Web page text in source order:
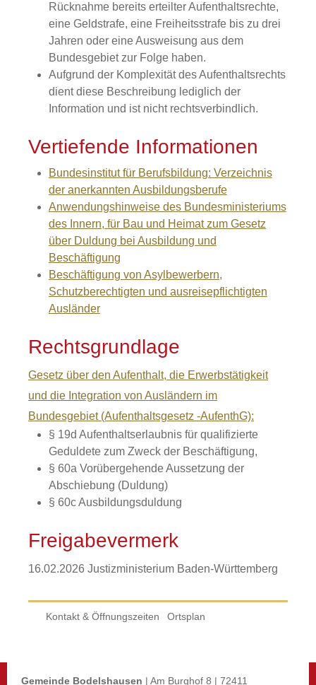
Rücknahme bereits erteilter Aufenthaltsrechte,
eine Geldstrafe, eine Freiheitsstrafe bis zu drei
Jahren oder eine Ausweisung aus dem
Bundesgebiet zur Folge haben.
Aufgrund der Komplexität des Aufenthaltsrechts
dient diese Beschreibung lediglich der
Information und ist nicht rechtsverbindlich.
Vertiefende Informationen
Bundesinstitut für Berufsbildung: Verzeichnis
der anerkannten Ausbildungsberufe
Anwendungshinweise des Bundesministeriums
des Innern, für Bau und Heimat zum Gesetz
über Duldung bei Ausbildung und
Beschäftigung
Beschäftigung von Asylbewerbern,
Schutzberechtigten und ausreisepflichtigten
Ausländer
Rechtsgrundlage
Gesetz über den Aufenthalt, die Erwerbstätigkeit
und die Integration von Ausländern im
Bundesgebiet (Aufenthaltsgesetz -AufenthG):
§ 19d Aufenthaltserlaubnis für qualifizierte
Geduldete zum Zweck der Beschäftigung,
§ 60a Vorübergehende Aussetzung der
Abschiebung (Duldung)
§ 60c Ausbildungsduldung
Freigabevermerk
16.02.2026 Justizministerium Baden-Württemberg
Kontakt & Öffnungszeiten Ortsplan
Gemeinde Bodelshausen | Am Burghof 8 | 72411